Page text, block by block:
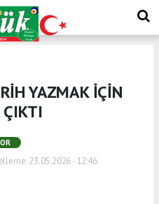
YAZMAK İÇİN
ÇIKTI
23.05.2026 - 12:46